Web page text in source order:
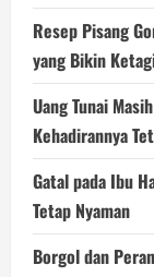
Resep Pisang
yang Bikin
Uang Tunai
Kehadirannya
Gatal pada Ibu
Tetap Nyaman
Borgol dan